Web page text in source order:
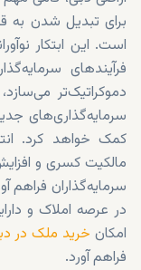
برای تبدیل شدن به
است. این ابتکار
فرآیندهای
دموکراتیک‌تر
سرمایه‌گذاری‌های
کمک خواهد کرد.
مالکیت کسری و
سرمایه‌گذاران فراهم
در عرصه املاک و
امکان خرید ملک در
فراهم آورد.